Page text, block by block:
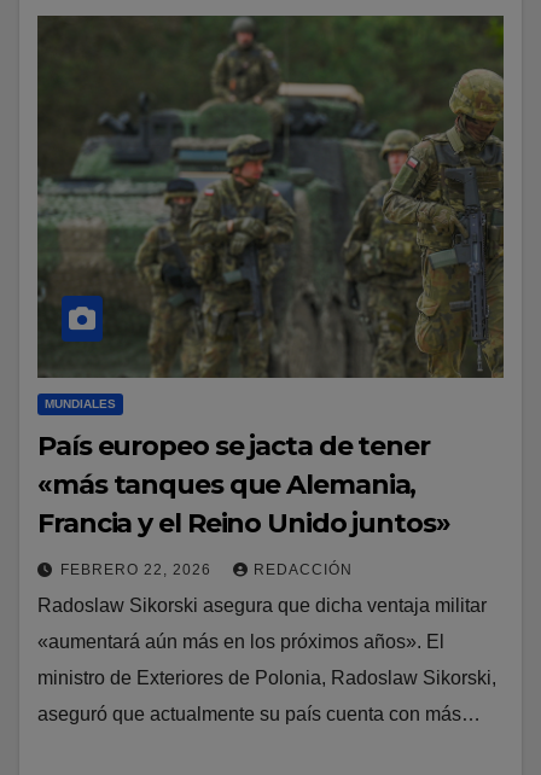
MUNDIALES
País europeo se jacta de tener
«más tanques que Alemania,
Francia y el Reino Unido juntos»
FEBRERO 22, 2026 REDACCIÓN
Radoslaw Sikorski asegura que dicha ventaja militar
«aumentará aún más en los próximos años». El
ministro de Exteriores de Polonia, Radoslaw Sikorski,
aseguró que actualmente su país cuenta con más…